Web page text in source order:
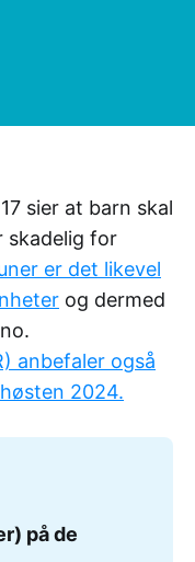
sier at barn skal
skadelig for
er det likevel
og dermed
anbefaler også
2024.
på de